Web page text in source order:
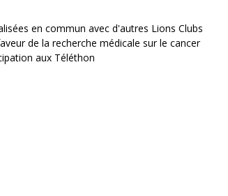
en commun avec d'autres Lions Clubs
de la recherche médicale sur le cancer
aux Téléthon